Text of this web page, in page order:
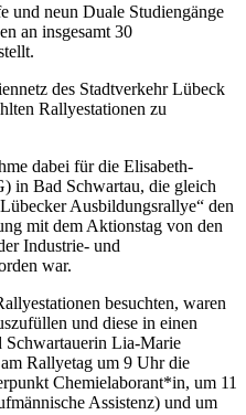
und neun Duale Studiengänge
an insgesamt 30
des Stadtverkehr Lübeck
Rallyestationen zu
dabei für die Elisabeth-
in Bad Schwartau, die gleich
Ausbildungsrallye“ den
mit dem Aktionstag von den
Industrie- und
war.
besuchten, waren
und diese in einen
Lia-Marie
Rallyetag um 9 Uhr die
Chemielaborant*in, um 11
Assistenz) und um